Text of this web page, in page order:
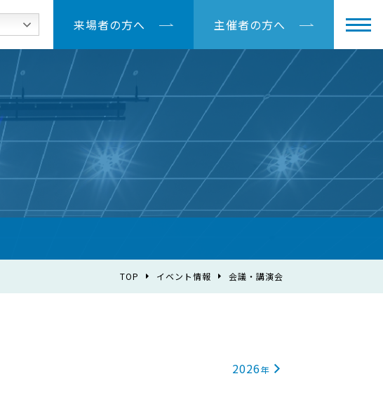
来場者の方へ 主催者の方へ
TOP イベント情報 会議・講演会
2026